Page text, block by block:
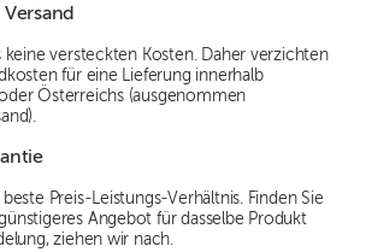
keine versteckten Kosten. Daher verzichten
für eine Lieferung innerhalb
Österreichs (ausgenommen
Preis-Leistungs-Verhältnis. Finden Sie
Angebot für dasselbe Produkt
ziehen wir nach.